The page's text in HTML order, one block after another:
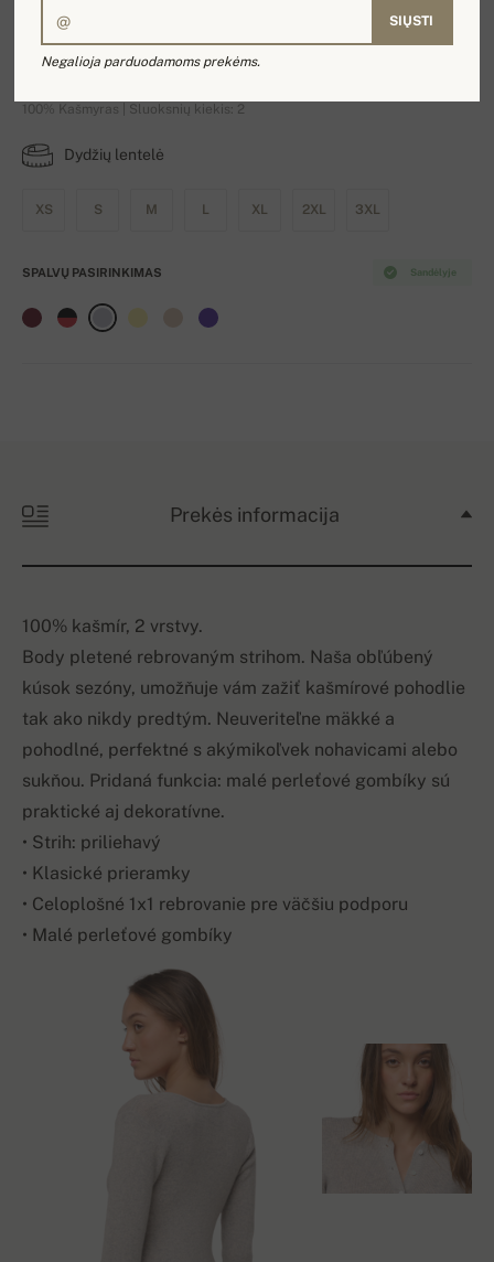
Deedee
100% Kašmyras | Sluoksnių kiekis: 2
Dydžių lentelė
XS S M L XL 2XL 3XL
Sandėlyje
SPALVŲ PASIRINKIMAS
Prekės informacija
100% kašmír, 2 vrstvy.
Body pletené rebrovaným strihom. Naša obľúbený
kúsok sezóny, umožňuje vám zažiť kašmírové pohodlie
tak ako nikdy predtým. Neuveriteľne mäkké a
pohodlné, perfektné s akýmikoľvek nohavicami alebo
sukňou. Pridaná funkcia: malé perleťové gombíky sú
praktické aj dekoratívne.
• Strih: priliehavý
• Klasické prieramky
• Celoplošné 1x1 rebrovanie pre väčšiu podporu
• Malé perleťové gombíky
SIŲSTI
Negalioja parduodamoms prekėms.